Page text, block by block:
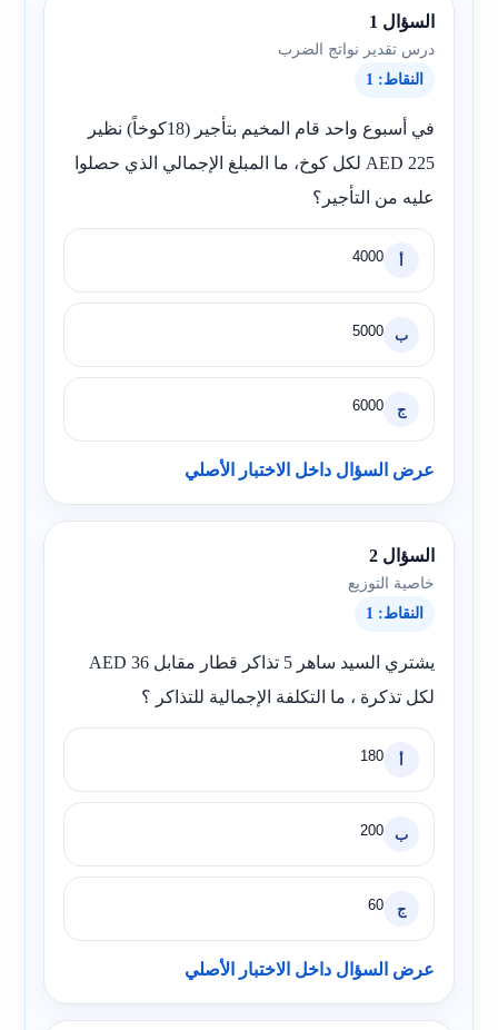
السؤال 1
درس تقدير نواتج الضرب
النقاط: 1
في أسبوع واحد قام المخيم بتأجير (18كوخاً) نظير
225 AED لكل كوخ، ما المبلغ الإجمالي الذي حصلوا
عليه من التأجير؟
أ 4000
ب 5000
ج 6000
عرض السؤال داخل الاختبار الأصلي
السؤال 2
خاصية التوزيع
النقاط: 1
يشتري السيد ساهر 5 تذاكر قطار مقابل 36 AED
لكل تذكرة ، ما التكلفة الإجمالية للتذاكر ؟
أ 180
ب 200
ج 60
عرض السؤال داخل الاختبار الأصلي